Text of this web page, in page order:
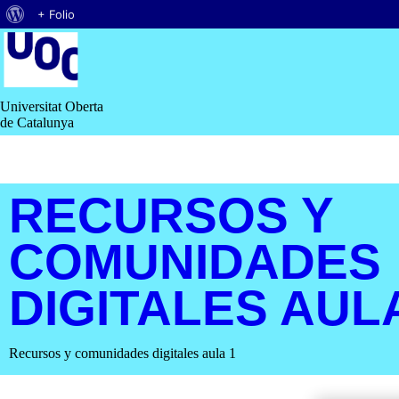
Saltar
al
contenido
Universitat Oberta
de Catalunya
RECURSOS Y
COMUNIDADES
DIGITALES
Recursos y comunidades digitales aula 1
Acerca
de
WordPress
+ Folio